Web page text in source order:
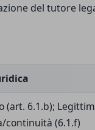
del tutore
(art. 6.1.b);
continuità (6.1.f)